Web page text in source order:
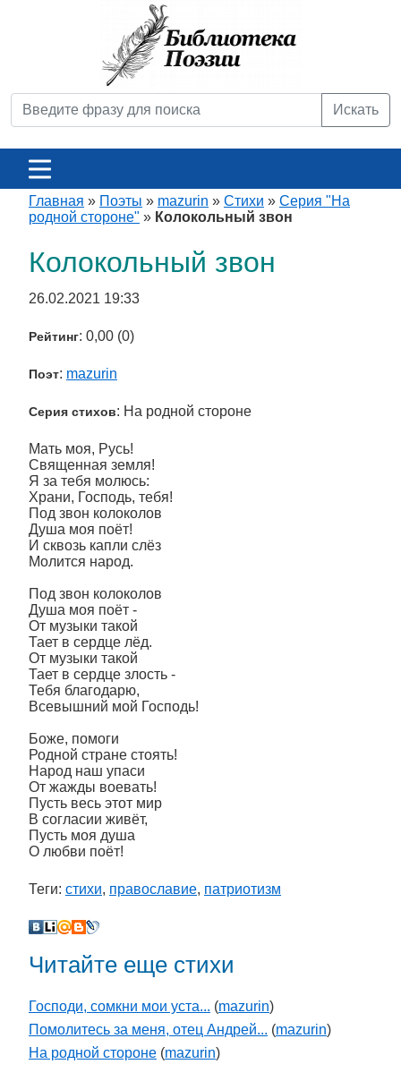
Искать
Главная » Поэты » mazurin » Стихи » Серия "На
родной стороне" » Колокольный звон
Колокольный звон
26.02.2021 19:33
Рейтинг: 0,00 (0)
Поэт: mazurin
Серия стихов: На родной стороне
Мать моя, Русь!
Священная земля!
Я за тебя молюсь:
Храни, Господь, тебя!
Под звон колоколов
Душа моя поёт!
И сквозь капли слёз
Молится народ.
Под звон колоколов
Душа моя поёт -
От музыки такой
Тает в сердце лёд.
От музыки такой
Тает в сердце злость -
Тебя благодарю,
Всевышний мой Господь!
Боже, помоги
Родной стране стоять!
Народ наш упаси
От жажды воевать!
Пусть весь этот мир
В согласии живёт,
Пусть моя душа
О любви поёт!
Теги: стихи, православие, патриотизм
Читайте еще стихи
Господи, сомкни мои уста... (mazurin)
Помолитесь за меня, отец Андрей... (mazurin)
На родной стороне (mazurin)